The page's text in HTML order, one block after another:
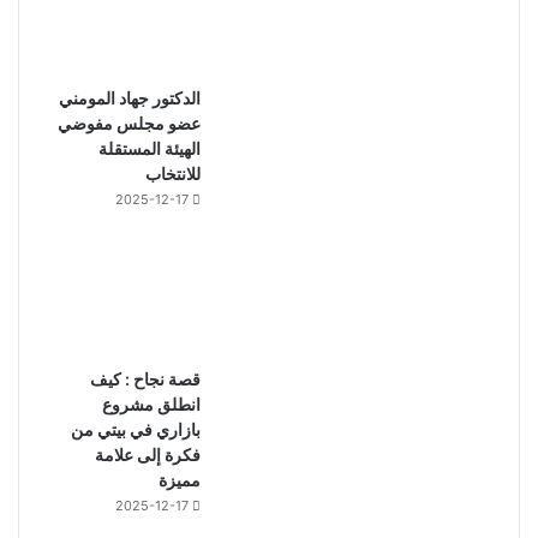
الدكتور جهاد المومني
عضو مجلس مفوضي
الهيئة المستقلة
للانتخاب
2025-12-17
قصة نجاح : كيف
انطلق مشروع
بازاري في بيتي من
فكرة إلى علامة
مميزة
2025-12-17